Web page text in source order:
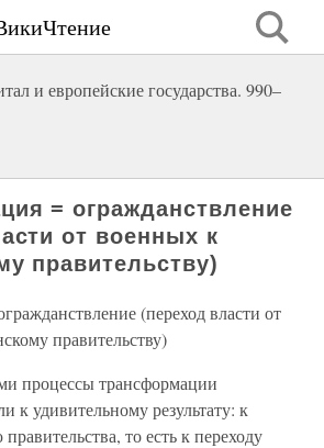
и европейские государства. 990–
= огражданствление
от военных к
правительству)
(переход власти от
правительству)
процессы трансформации
к удивительному результату: к
то есть к переходу